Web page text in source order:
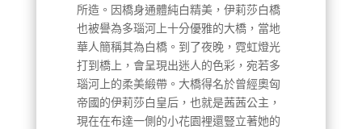
所造。因橋身通體純白精美，伊莉莎白橋
也被譽為多瑙河上十分優雅的大橋，當地
華人簡稱其為白橋。到了夜晚，霓虹燈光
打到橋上，會呈現出迷人的色彩，宛若多
瑙河上的柔美緞帶。大橋得名於曾經奧匈
帝國的伊莉莎白皇后，也就是茜茜公主，
現在在布達一側的小花園裡還豎立著她的